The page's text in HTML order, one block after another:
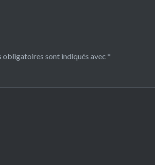
obligatoires sont indiqués avec *